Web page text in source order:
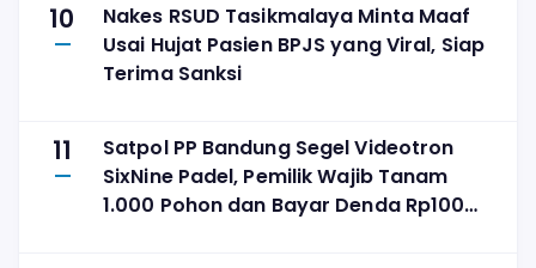
10
Nakes RSUD Tasikmalaya Minta Maaf
Usai Hujat Pasien BPJS yang Viral, Siap
Terima Sanksi
11
Satpol PP Bandung Segel Videotron
SixNine Padel, Pemilik Wajib Tanam
1.000 Pohon dan Bayar Denda Rp100